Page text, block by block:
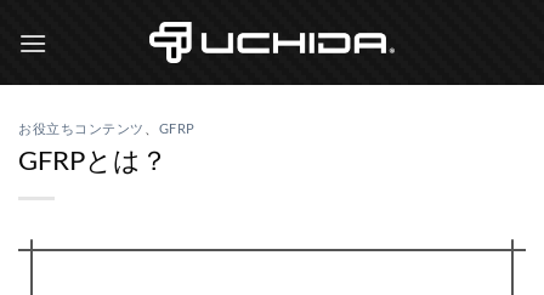
お役立ちコンテンツ GFRP
GFRPとは？